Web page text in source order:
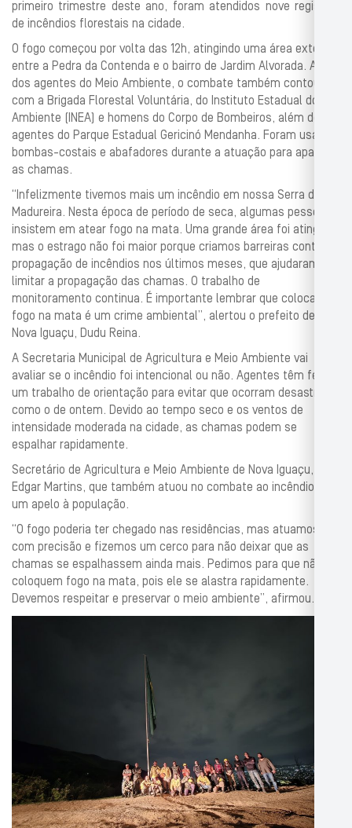
primeiro trimestre deste ano, foram atendidos nove registros
de incêndios florestais na cidade.
O fogo começou por volta das 12h, atingindo uma área extensa
entre a Pedra da Contenda e o bairro de Jardim Alvorada. Além
dos agentes do Meio Ambiente, o combate também contou
com a Brigada Florestal Voluntária, do Instituto Estadual do
Ambiente (INEA) e homens do Corpo de Bombeiros, além de
agentes do Parque Estadual Gericinó Mendanha. Foram usadas
bombas-costais e abafadores durante a atuação para apagar
as chamas.
“Infelizmente tivemos mais um incêndio em nossa Serra de
Madureira. Nesta época de período de seca, algumas pessoas
insistem em atear fogo na mata. Uma grande área foi atingida,
mas o estrago não foi maior porque criamos barreiras contra a
propagação de incêndios nos últimos meses, que ajudaram a
limitar a propagação das chamas. O trabalho de
monitoramento continua. É importante lembrar que colocar
fogo na mata é um crime ambiental”, alertou o prefeito de
Nova Iguaçu, Dudu Reina.
A Secretaria Municipal de Agricultura e Meio Ambiente vai
avaliar se o incêndio foi intencional ou não. Agentes têm feito
um trabalho de orientação para evitar que ocorram desastres
como o de ontem. Devido ao tempo seco e os ventos de
intensidade moderada na cidade, as chamas podem se
espalhar rapidamente.
Secretário de Agricultura e Meio Ambiente de Nova Iguaçu,
Edgar Martins, que também atuou no combate ao incêndio, fez
um apelo à população.
“O fogo poderia ter chegado nas residências, mas atuamos
com precisão e fizemos um cerco para não deixar que as
chamas se espalhassem ainda mais. Pedimos para que não
coloquem fogo na mata, pois ele se alastra rapidamente.
Devemos respeitar e preservar o meio ambiente”, afirmou.